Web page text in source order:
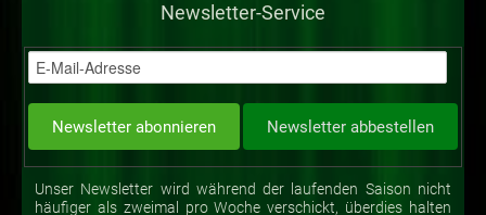
Newsletter-Service
Unser Newsletter wird während der laufenden Saison nicht
häufiger als zweimal pro Woche verschickt, überdies halten